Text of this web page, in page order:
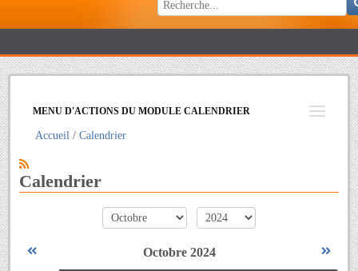
MENU D'ACTIONS DU MODULE CALENDRIER
Accueil Calendrier
Calendrier
mois année
Octobre 2024